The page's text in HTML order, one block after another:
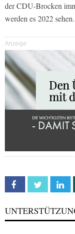
der CDU-Brocken
werden es 2022 sehen.
Anzeige
Facebook Twitter